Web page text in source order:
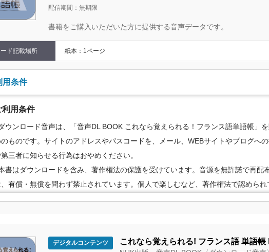
配信期間：無期限
書籍をご購入いただいた方に提供する音声データです。
ド記載場所 紙本：1ページ
用条件
利用条件
ウンロード音声は、「音声DL BOOK これなら覚えられる！フランス語単語帳」
ものです。サイトのアドレスやパスコードを、メール、WEBサイトやブログへ
三者に知らせる行為はおやめください。
書はダウンロードを含み、著作権法の保護を受けています。音源を無許諾で再配
有償・無償を問わず禁止されています。個人で楽しむなど、著作権法で認めら
デジタルコンテンツ これなら覚えられる! フランス語 単語帳